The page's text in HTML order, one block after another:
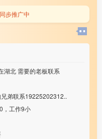
步推广中
湖北 需要的老板联系
弟联系19225202312..
，工作9小